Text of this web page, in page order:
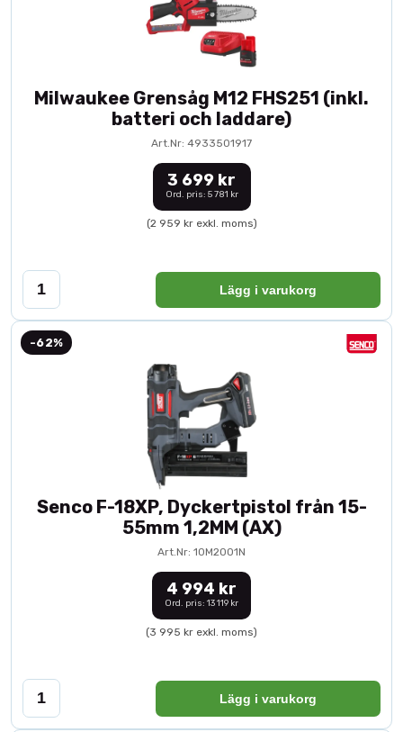
Milwaukee Grensåg M12 FHS251 (inkl.
batteri och laddare)
Art.Nr: 4933501917
3 699 kr
Ord. pris: 5 781 kr
(2 959 kr exkl. moms)
Lägg i varukorg
-62%
Senco F-18XP, Dyckertpistol från 15-
55mm 1,2MM (AX)
Art.Nr: 10M2001N
4 994 kr
Ord. pris: 13 119 kr
(3 995 kr exkl. moms)
Lägg i varukorg